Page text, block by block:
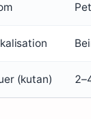
(kutan)